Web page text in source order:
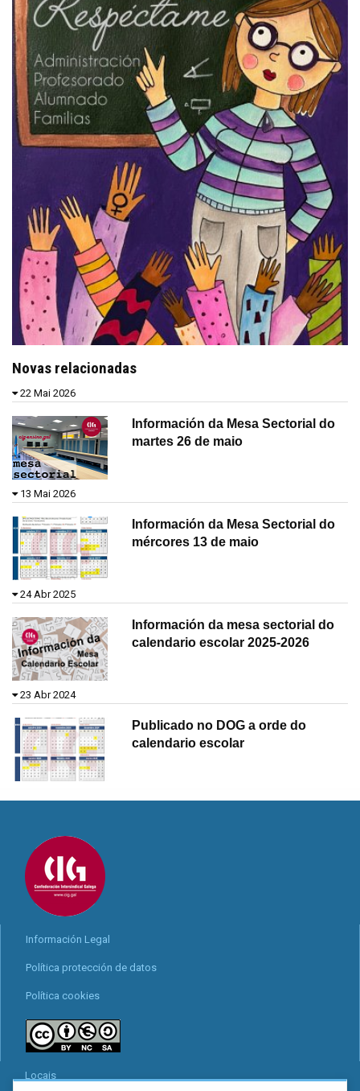
Novas relacionadas
22 Mai 2026
Información da Mesa Sectorial do
martes 26 de maio
13 Mai 2026
Información da Mesa Sectorial do
mércores 13 de maio
24 Abr 2025
Información da mesa sectorial do
calendario escolar 2025-2026
23 Abr 2024
Publicado no DOG a orde do
calendario escolar
Información Legal
Política protección de datos
Política cookies
Locais